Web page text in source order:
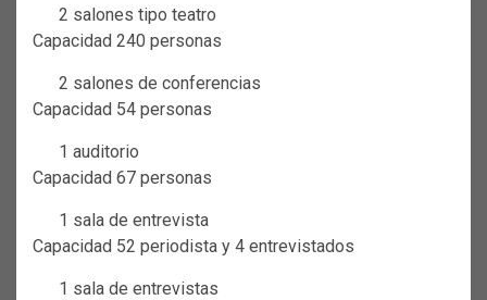
2 salones tipo teatro
Capacidad 240 personas
2 salones de conferencias
Capacidad 54 personas
1 auditorio
Capacidad 67 personas
1 sala de entrevista
Capacidad 52 periodista y 4 entrevistados
1 sala de entrevistas